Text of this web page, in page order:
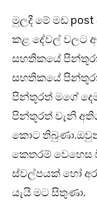
මුලදී මේ මඩ
කළ දේවල් වලට
සහතිකයේ
සහතිකයේ
පින්තූරත් මගේ
පින්තූරත් වැනි
කොට
කෙතරම් වෙහෙස
ස්වල්පයක් හෝ
යැයි මට සිතුණා.